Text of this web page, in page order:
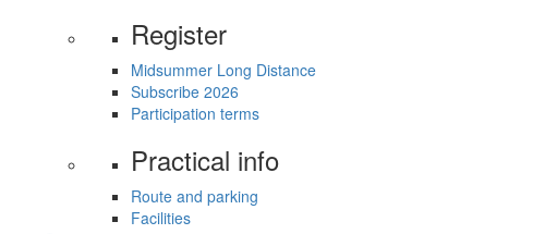
Register
Midsummer Long Distance
Subscribe 2026
Participation terms
Practical info
Route and parking
Facilities